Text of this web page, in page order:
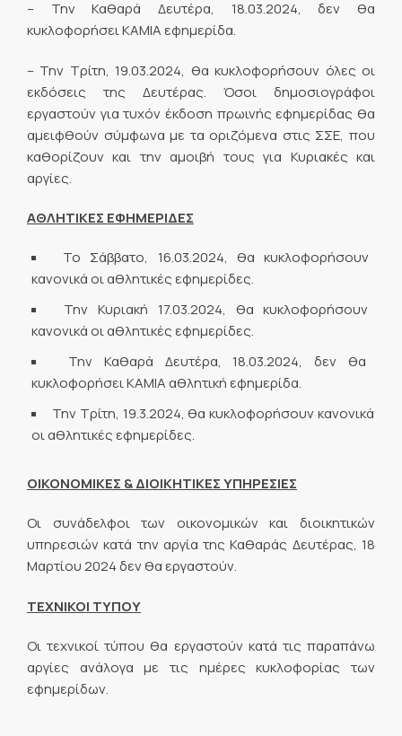
– Την Καθαρά Δευτέρα, 18.03.2024, δεν θα
κυκλοφορήσει ΚΑΜΙΑ εφημερίδα.
– Την Τρίτη, 19.03.2024, θα κυκλοφορήσουν όλες οι
εκδόσεις της Δευτέρας. Όσοι δημοσιογράφοι
εργαστούν για τυχόν έκδοση πρωινής εφημερίδας θα
αμειφθούν σύμφωνα με τα οριζόμενα στις ΣΣΕ, που
καθορίζουν και την αμοιβή τους για Κυριακές και
αργίες.
ΑΘΛΗΤΙΚΕΣ ΕΦΗΜΕΡΙΔΕΣ
Το Σάββατο, 16.03.2024, θα κυκλοφορήσουν
κανονικά οι αθλητικές εφημερίδες.
Την Κυριακή 17.03.2024, θα κυκλοφορήσουν
κανονικά οι αθλητικές εφημερίδες.
Την Καθαρά Δευτέρα, 18.03.2024, δεν θα
κυκλοφορήσει ΚΑΜΙΑ αθλητική εφημερίδα.
Την Τρίτη, 19.3.2024, θα κυκλοφορήσουν κανονικά
οι αθλητικές εφημερίδες.
ΟΙΚΟΝΟΜΙΚΕΣ & ΔΙΟΙΚΗΤΙΚΕΣ ΥΠΗΡΕΣΙΕΣ
Οι συνάδελφοι των οικονομικών και διοικητικών
υπηρεσιών κατά την αργία της Καθαράς Δευτέρας, 18
Μαρτίου 2024 δεν θα εργαστούν.
ΤΕΧΝΙΚΟΙ ΤΥΠΟΥ
Οι τεχνικοί τύπου θα εργαστούν κατά τις παραπάνω
αργίες ανάλογα με τις ημέρες κυκλοφορίας των
εφημερίδων.